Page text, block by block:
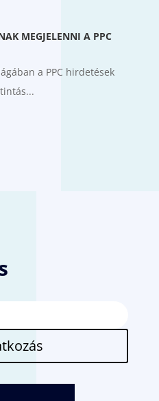
MEGJELENNI A PPC
a PPC hirdetések